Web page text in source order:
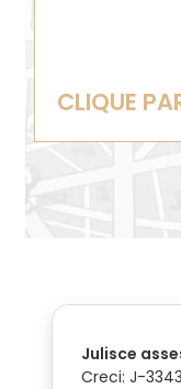
CLIQUE
Julisce
Creci: J-